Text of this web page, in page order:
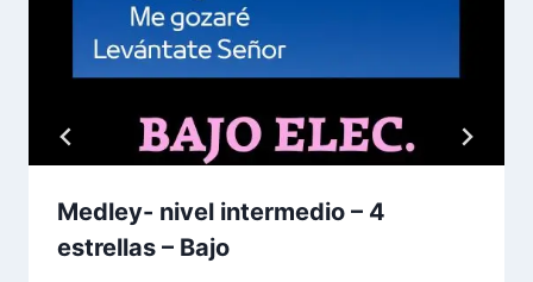
Medley- nivel intermedio – 4
estrellas – Bajo